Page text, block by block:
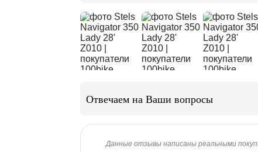
Отвечаем на Ваши вопросы
Данные отзывы написаны реальными